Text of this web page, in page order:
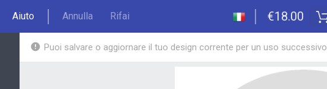
Aiuto Annulla Rifai €18.00
Puoi salvare o aggiornare il tuo design corrente per un uso successivo